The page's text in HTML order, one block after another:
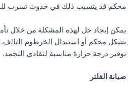
محكم قد يتسبب ذلك في حدوث تسرب
يمكن إيجاد حل لهذه المشكلة من خلال
بشكل محكم أو استبدال الخرطوم
توفير درجة حرارة مناسبة لتفادي التجمد.
صيانة الفلتر